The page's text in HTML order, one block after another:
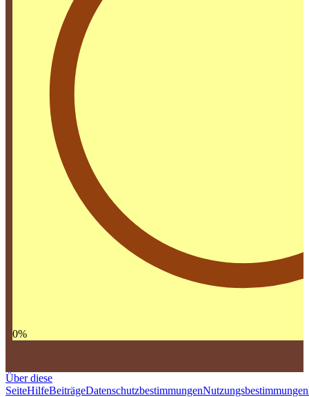
0%
Über diese
SeiteHilfeBeiträgeDatenschutzbestimmungenNutzungsbestimmungen